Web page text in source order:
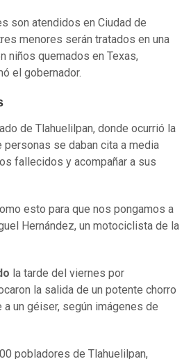
son atendidos en Ciudad de
menores serán tratados en una
niños quemados en Texas,
el gobernador.
de Tlahuelilpan, donde ocurrió la
se daban cita a media
fallecidos y acompañar a sus
esto para que nos pongamos a
Hernández, un motociclista de la
la tarde del viernes por
la salida de un potente chorro
un géiser, según imágenes de
pobladores de Tlahuelilpan,